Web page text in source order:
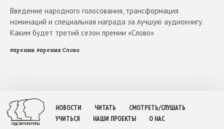
Введение народного голосования, трансформация
номинаций и специальная награда за лучшую аудиокнигу.
Каким будет третий сезон премии «Слово»
#премии #премия Слово
НОВОСТИ ЧИТАТЬ
СМОТРЕТЬ/СЛУШАТЬ
УЧИТЬСЯ
НАШИ ПРОЕКТЫ О НАС